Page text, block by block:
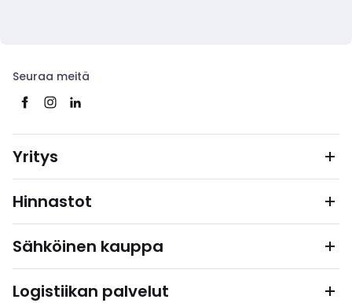
Seuraa meitä
Yritys
Hinnastot
Sähköinen kauppa
Logistiikan palvelut